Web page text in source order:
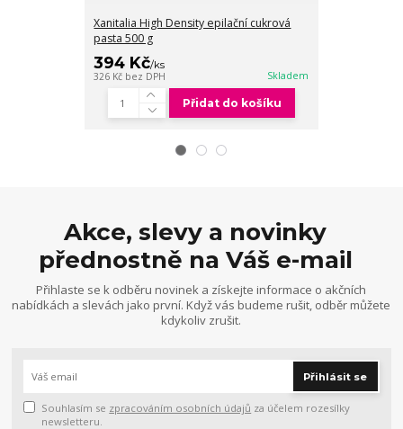
Xanitalia High Density epilační cukrová
pasta 500 g
394 Kč/ks
326 Kč bez DPH Skladem
Přidat do košíku
Akce, slevy a novinky
přednostně na Váš e-mail
Přihlaste se k odběru novinek a získejte informace o akčních
nabídkách a slevách jako první. Když vás budeme rušit, odběr můžete
kdykoliv zrušit.
Přihlásit se
Souhlasím se zpracováním osobních údajů za účelem rozesílky
newsletteru.